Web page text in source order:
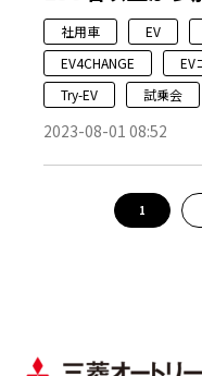
主催の試乗会で
社用車 EV
EV4CHANGE
EV
Try-EV
試乗会
2023-08-01 08:52
1